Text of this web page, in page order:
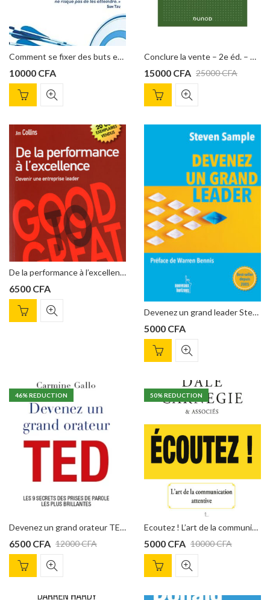
Comment se fixer des buts et les atteindre JACK ENSIGN
10000 CFA
Conclure la vente – 2e éd. – Décrochez plus de commandes, signez plus de contrats : Décrochez plus de commandes, signez plus de contrats de Michaël Aguilar
25000CFA
15000 CFA
De la performance à l’excellence Jim Collins
6500 CFA
Devenez un grand leader Steven Sample
5000 CFA
46% REDUCTION
Devenez un grand orateur TED : Les 9 secrets des prises de parole les plus brillantes
12000CFA
6500 CFA
50% REDUCTION
Ecoutez ! L’art de la communication attentive de Dale Carnegie
10000CFA
5000 CFA